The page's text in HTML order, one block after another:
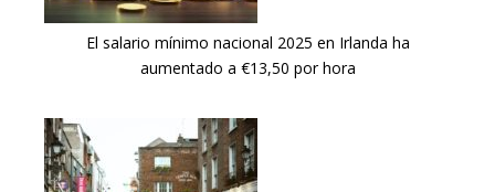
El salario mínimo nacional 2025 en Irlanda ha
aumentado a €13,50 por hora